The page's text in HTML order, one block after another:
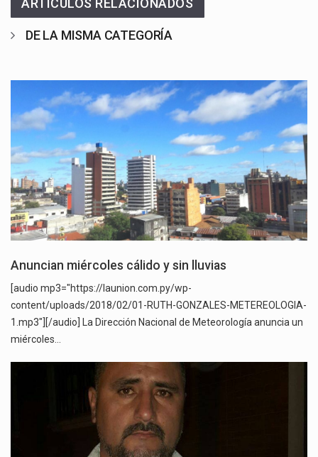
ARTÍCULOS RELACIONADOS
DE LA MISMA CATEGORÍA
Anuncian miércoles cálido y sin lluvias
[audio mp3="https://launion.com.py/wp-
content/uploads/2018/02/01-RUTH-GONZALES-METEREOLOGIA-
1.mp3"][/audio] La Dirección Nacional de Meteorología anuncia un
miércoles…